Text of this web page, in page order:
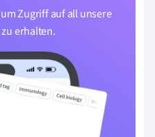
Zugriff auf all unsere
erhalten.